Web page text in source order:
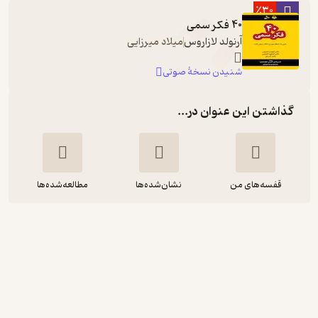
٪30
40 فکر سمی
آرنولد لازاروسمیلاد میرزایی
شنیدن نسخۀ صوتی
گذاشتن این عنوان در...
قفسه‌های من نشان‌شده‌ها مطالعه‌شده‌ها